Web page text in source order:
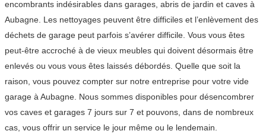
encombrants indésirables dans garages, abris de jardin et caves à
Aubagne. Les nettoyages peuvent être difficiles et l’enlèvement des
déchets de garage peut parfois s’avérer difficile. Vous vous êtes
peut-être accroché à de vieux meubles qui doivent désormais être
enlevés ou vous vous êtes laissés débordés. Quelle que soit la
raison, vous pouvez compter sur notre entreprise pour votre vide
garage à Aubagne. Nous sommes disponibles pour désencombrer
vos caves et garages 7 jours sur 7 et pouvons, dans de nombreux
cas, vous offrir un service le jour même ou le lendemain.